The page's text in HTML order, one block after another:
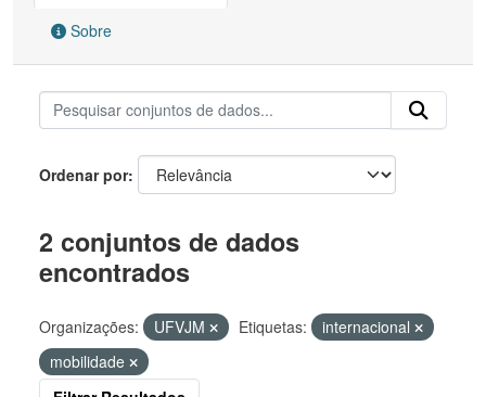
Sobre
Ordenar por
2 conjuntos de dados
encontrados
Organizações: UFVJM Etiquetas:
internacional
mobilidade